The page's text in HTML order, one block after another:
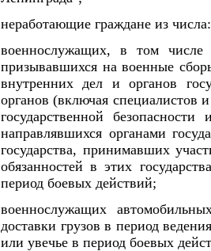
неработающие граждане из числа:
военнослужащих, в том числе
призывавшихся на военные
внутренних дел и органов
органов (включая специалистов
государственной
направлявшихся органами
государства, принимавших
обязанностей в этих
период боевых действий;
военнослужащих
доставки грузов в период
или увечье в период боевых